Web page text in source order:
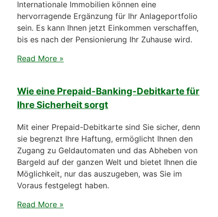
Internationale Immobilien können eine
hervorragende Ergänzung für Ihr Anlageportfolio
sein. Es kann Ihnen jetzt Einkommen verschaffen,
bis es nach der Pensionierung Ihr Zuhause wird.
Read More »
Wie eine Prepaid-Banking-Debitkarte für
Ihre Sicherheit sorgt
Mit einer Prepaid-Debitkarte sind Sie sicher, denn
sie begrenzt Ihre Haftung, ermöglicht Ihnen den
Zugang zu Geldautomaten und das Abheben von
Bargeld auf der ganzen Welt und bietet Ihnen die
Möglichkeit, nur das auszugeben, was Sie im
Voraus festgelegt haben.
Read More »